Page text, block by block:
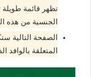
تظهر قائمة
الجنسية من هذه
الصفحة التالية
المتعلقة بالوافد